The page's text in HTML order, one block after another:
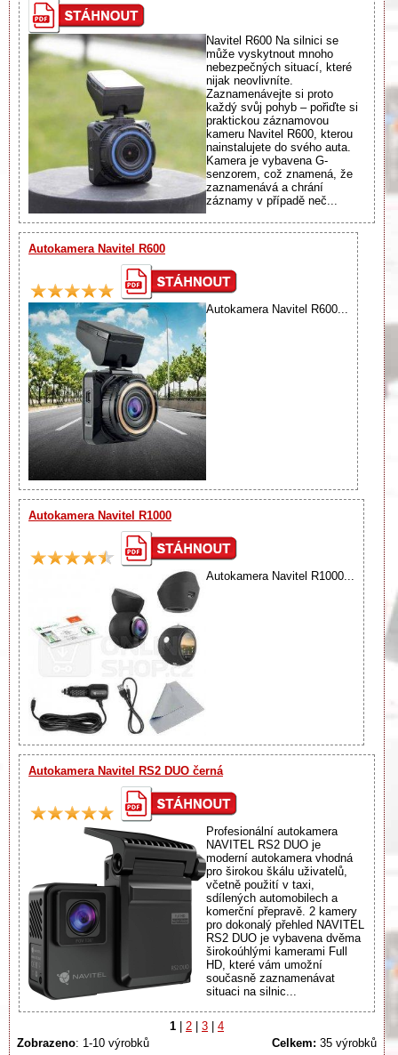
Navitel R600 Na silnici se
může vyskytnout mnoho
nebezpečných situací, které
nijak neovlivníte.
Zaznamenávejte si proto
každý svůj pohyb – pořiďte si
praktickou záznamovou
kameru Navitel R600, kterou
nainstalujete do svého auta.
Kamera je vybavena G-
senzorem, což znamená, že
zaznamenává a chrání
záznamy v případě neč...
Autokamera Navitel R600
Autokamera Navitel R600...
Autokamera Navitel R1000
Autokamera Navitel R1000...
Autokamera Navitel RS2 DUO černá
Profesionální autokamera
NAVITEL RS2 DUO je
moderní autokamera vhodná
pro širokou škálu uživatelů,
včetně použití v taxi,
sdílených automobilech a
komerční přepravě. 2 kamery
pro dokonalý přehled NAVITEL
RS2 DUO je vybavena dvěma
širokoúhlými kamerami Full
HD, které vám umožní
současně zaznamenávat
situaci na silnic...
1 | 2 | 3 | 4
Zobrazeno: 1-10 výrobků Celkem: 35 výrobků